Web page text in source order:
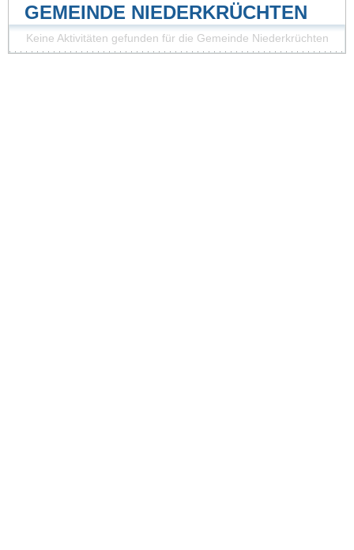
GEMEINDE NIEDERKRÜCHTEN
Keine Aktivitäten gefunden für die Gemeinde Niederkrüchten